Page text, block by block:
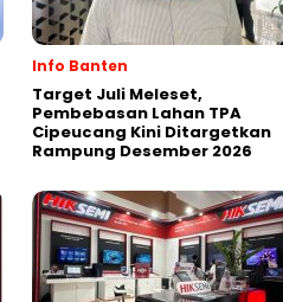
Info Banten
Target Juli Meleset,
Pembebasan Lahan TPA
Cipeucang Kini Ditargetkan
Rampung Desember 2026